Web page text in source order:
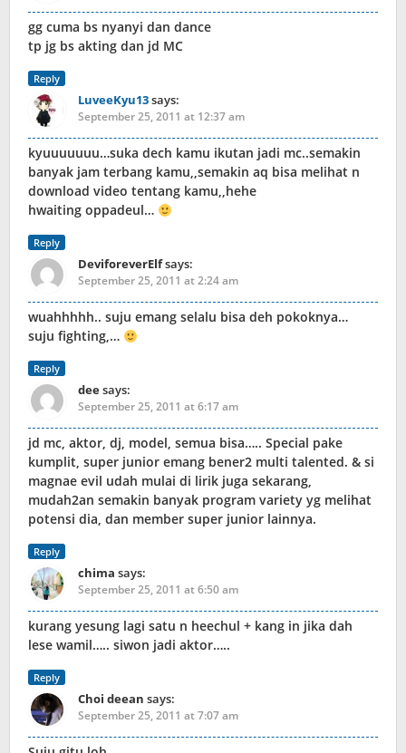
gg cuma bs nyanyi dan dance
tp jg bs akting dan jd MC
Reply
LuveeKyu13says:
September 25, 2011 at 12:37 am
kyuuuuuuu…suka dech kamu ikutan jadi mc..semakin
banyak jam terbang kamu,,semakin aq bisa melihat n
download video tentang kamu,,hehe
hwaiting oppadeul…
Reply
DeviforeverElfsays:
September 25, 2011 at 2:24 am
wuahhhhh.. suju emang selalu bisa deh pokoknya…
suju fighting,…
Reply
deesays:
September 25, 2011 at 6:17 am
jd mc, aktor, dj, model, semua bisa….. Special pake
kumplit, super junior emang bener2 multi talented. & si
magnae evil udah mulai di lirik juga sekarang,
mudah2an semakin banyak program variety yg melihat
potensi dia, dan member super junior lainnya.
Reply
chima says:
September 25, 2011 at 6:50 am
kurang yesung lagi satu n heechul + kang in jika dah
lese wamil….. siwon jadi aktor…..
Reply
Choi deean says:
September 25, 2011 at 7:07 am